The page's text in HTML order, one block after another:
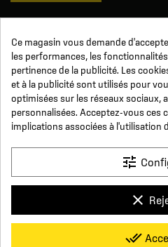
Avoirs
Informations
Suivi de commande
Devenez revendeur
NOUS SUIVRE
SUR LES RÉSEAUX
Conditions générales de
Ce magasin vous demande
les performances, les
pertinence de la publicité. Les
et à la publicité sont utilisés pour
optimisées sur les réseaux sociaux,
personnalisées. Acceptez-vous ces
implications associées à l'utilisation
tune
clear
done_all